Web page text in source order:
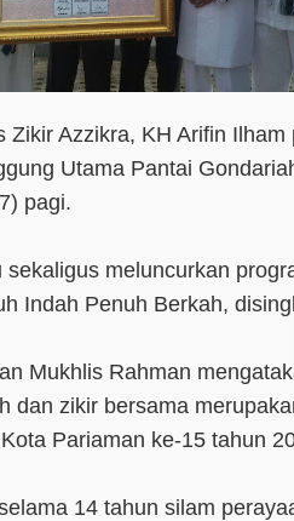
Zikir Azzikra, KH Arifin Ilham
Utama Pantai
pagi.
sekaligus meluncurkan
Indah Penuh Berkah,
Mukhlis Rahman
dan zikir bersama
Pariaman ke-15 tahun
14 tahun silam